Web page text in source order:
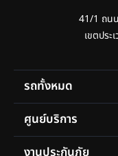
41/1 ถน
เขตปร
รถทั้งหมด
ศูนย์บริการ